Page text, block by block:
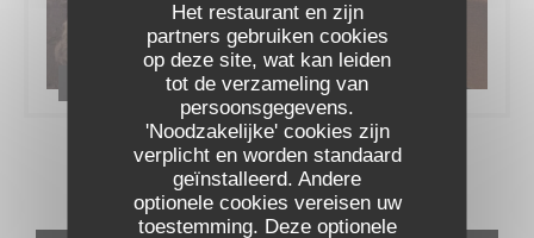
Het restaurant en zijn
partners gebruiken cookies
op deze site, wat kan leiden
tot de verzameling van
persoonsgegevens.
'Noodzakelijke' cookies zijn
verplicht en worden standaard
geïnstalleerd. Andere
optionele cookies vereisen uw
toestemming. Deze optionele
Le restaurant
Virtuele tour